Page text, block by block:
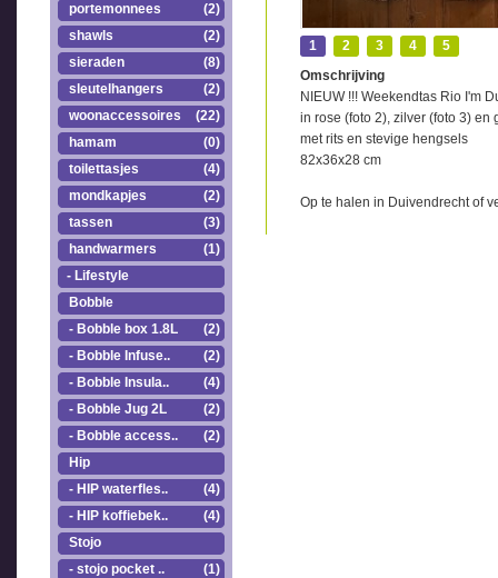
portemonnees
(2)
shawls
(2)
sieraden
(8)
sleutelhangers
(2)
woonaccessoires
(22)
hamam
(0)
toilettasjes
(4)
mondkapjes
(2)
tassen
(3)
handwarmers
(1)
- Lifestyle
Bobble
- Bobble box 1.8L
(2)
- Bobble Infuse..
(2)
- Bobble Insula..
(4)
- Bobble Jug 2L
(2)
- Bobble access..
(2)
Hip
- HIP waterfles..
(4)
- HIP koffiebek..
(4)
Stojo
- stojo pocket ..
(1)
1 2 3 4
5
Omschrijving
NIEUW !!! Weekendtas Rio I'm
in rose (foto 2), zilver (foto 3) en
met rits en stevige hengsels
82x36x28 cm
Op te halen in Duivendrecht of